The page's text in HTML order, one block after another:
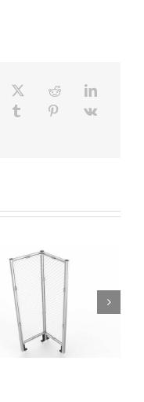
Vallas – Módulo de
esquina – Malla